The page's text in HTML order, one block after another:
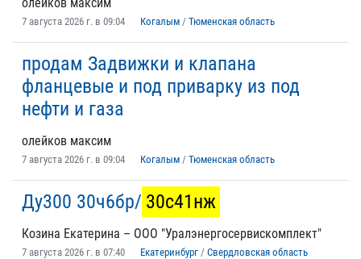
7 августа 2026 г. в 09:04 Когалым / Тюменская область
продам Задвижки и клапана
фланцевые и под приварку из под
нефти и газа
олейков максим
7 августа 2026 г. в 09:04 Когалым / Тюменская область
Ду300 30ч6бр/ 30с41нж
Козина Екатерина – ООО "Уралэнергосервискомплект"
7 августа 2026 г. в 07:40 Екатеринбург / Свердловская область